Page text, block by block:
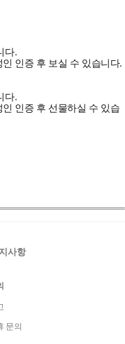
다.
인증 후 보실 수 있습니다.
다.
인증 후 선물하실 수 있습
사항
문의